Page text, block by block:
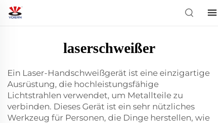
laserschweißer
Ein Laser-Handschweißgerät ist eine einzigartige
Ausrüstung, die hochleistungsfähige
Lichtstrahlen verwendet, um Metallteile zu
verbinden. Dieses Gerät ist ein sehr nützliches
Werkzeug für Personen, die Dinge herstellen, wie